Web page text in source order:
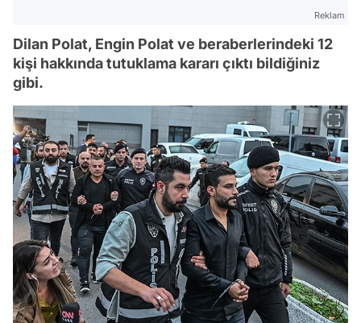
Reklam
Dilan Polat, Engin Polat ve beraberlerindeki 12
kişi hakkında tutuklama kararı çıktı bildiğiniz
gibi.